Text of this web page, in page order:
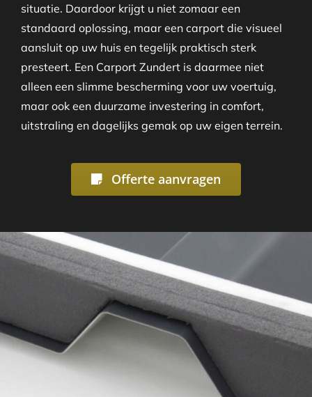
situatie. Daardoor krijgt u niet zomaar een
standaard oplossing, maar een carport die visueel
aansluit op uw huis en tegelijk praktisch sterk
presteert. Een Carport Zundert is daarmee niet
alleen een slimme bescherming voor uw voertuig,
maar ook een duurzame investering in comfort,
uitstraling en dagelijks gemak op uw eigen terrein.
Offerte aanvragen